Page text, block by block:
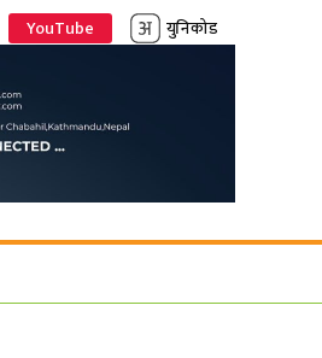
YouTube युनिकोड